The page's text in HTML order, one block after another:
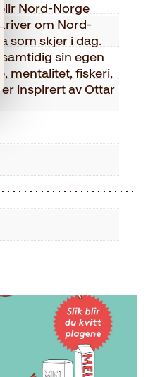
Nord-Norge
om Nord-
som skjer i dag.
sin egen
mentalitet, fiskeri,
inspirert av Ottar